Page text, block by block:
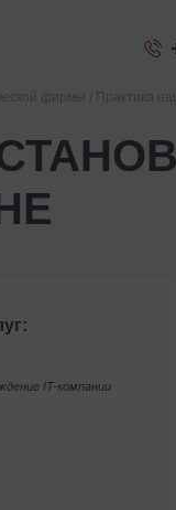
IT-компании